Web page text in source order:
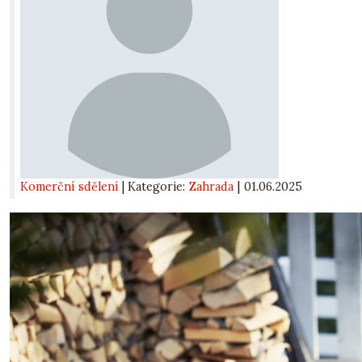
Komerční sdělení | Kategorie:Zahrada 01.06.2025